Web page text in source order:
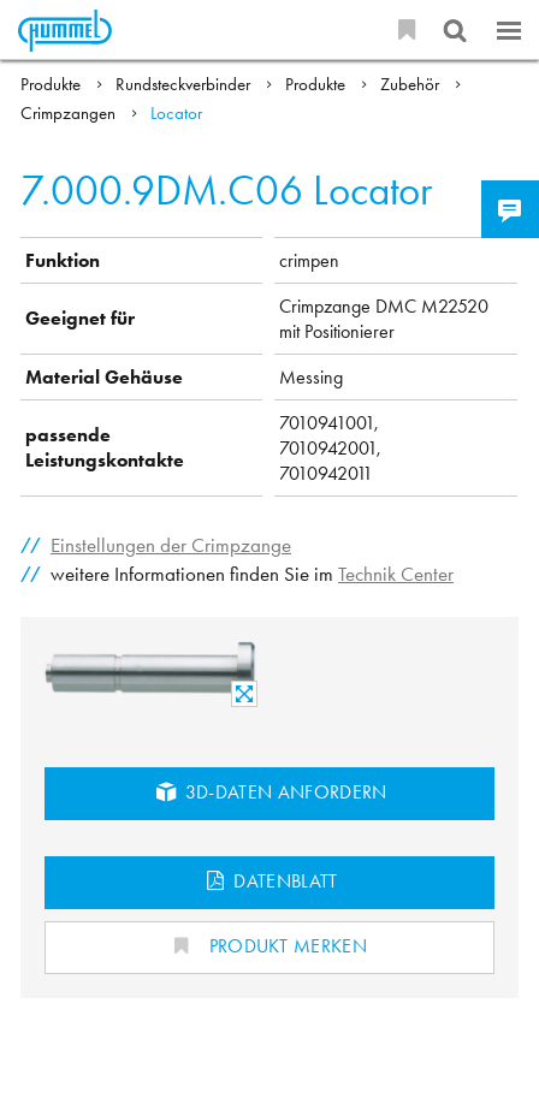
Produkte Rundsteckverbinder Produkte
Zubehör
Crimpzangen
Locator
7.000.9DM.C06 Locator
Funktion crimpen
Geeignet für
Crimpzange DMC M22520
mit Positionierer
Material Gehäuse
Messing
passende
Leistungskontakte
7010941001,
7010942001,
7010942011
Einstellungen der Crimpzange
weitere Informationen finden Sie im Technik Center
3D-DATEN ANFORDERN
DATENBLATT
PRODUKT MERKEN